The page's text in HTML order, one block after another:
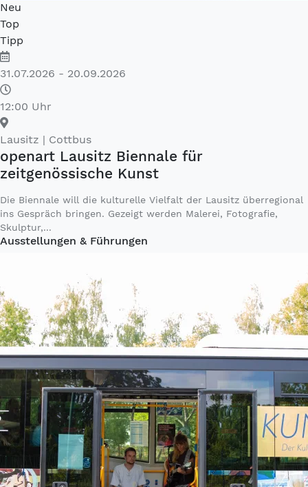
Neu
Top
Tipp
31.07.2026 - 20.09.2026
12:00 Uhr
Lausitz | Cottbus
openart Lausitz Biennale für
zeitgenössische Kunst
Die Biennale will die kulturelle Vielfalt der Lausitz überregional
ins Gespräch bringen. Gezeigt werden Malerei, Fotografie,
Skulptur,...
Ausstellungen & Führungen